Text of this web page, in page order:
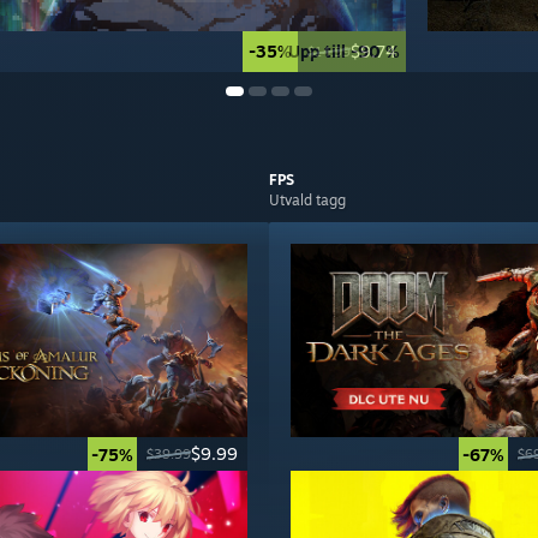
-35% $14.99$9.74
Upp till -90 %
-75% $39.99$9.99
FPS
Utvald tagg
-67%